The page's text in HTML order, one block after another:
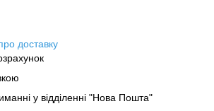
доставку
у відділенні "Нова Пошта"